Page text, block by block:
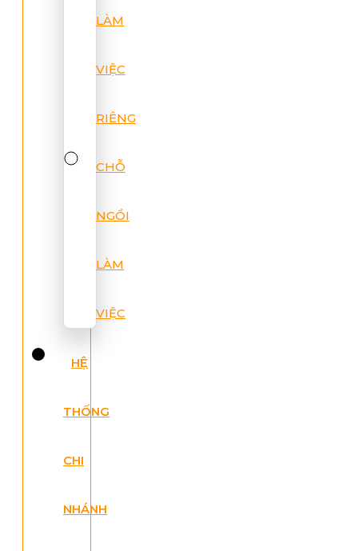
LÀM
VIỆC
RIÊNG
CHỖ
NGỒI
LÀM
VIỆC
HỆ
THỐNG
CHI
NHÁNH